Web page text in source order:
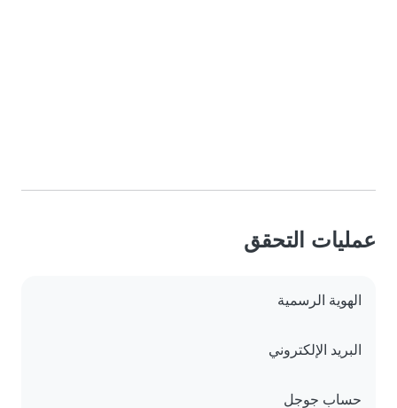
عمليات التحقق
الهوية الرسمية
البريد الإلكتروني
حساب جوجل